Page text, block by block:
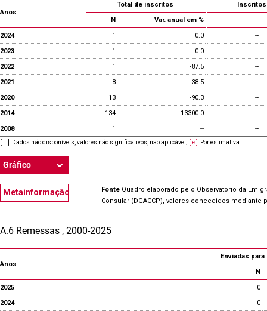
Anos
Total de inscritos
N
Var. anual em %
2024
1 0.0
--
2023
1 0.0
--
2022
1 -87.5
--
2021
8 -38.5
--
2020
13 -90.3
--
2014
134 13300.0
--
2008
1 -- --
Dados não disponíveis, valores não significativos, não aplicável ; [ e ] Por estimativa
Gráfico
Metainformação Fonte Quadro elaborado pelo Observatório da
Consular (DGACCP), valores concedidos mediante
A.6 Remessas , 2000-2025
Anos
Enviadas
N
2025
0
2024
0